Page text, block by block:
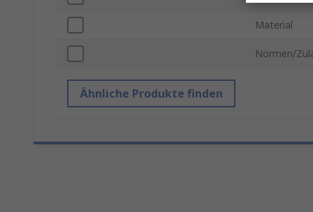
Material
Normen/
Ähnliche Produkte finden